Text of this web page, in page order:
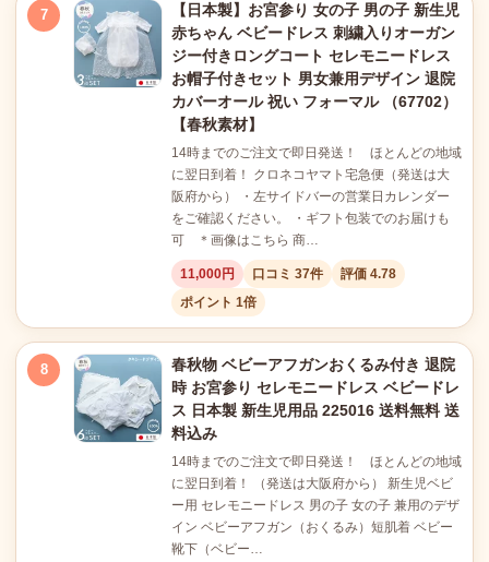
7
【日本製】お宮参り 女の子 男の子 新生児
赤ちゃん ベビードレス 刺繍入りオーガン
ジー付きロングコート セレモニードレス
お帽子付きセット 男女兼用デザイン 退院
カバーオール 祝い フォーマル （67702）
【春秋素材】
14時までのご注文で即日発送！ ほとんどの地域
に翌日到着！ クロネコヤマト宅急便（発送は大
阪府から） ・左サイドバーの営業日カレンダー
をご確認ください。 ・ギフト包装でのお届けも
可 ＊画像はこちら 商…
11,000円 口コミ 37件
評価 4.78
ポイント 1倍
8
春秋物 ベビーアフガンおくるみ付き 退院
時 お宮参り セレモニードレス ベビードレ
ス 日本製 新生児用品 225016 送料無料 送
料込み
14時までのご注文で即日発送！ ほとんどの地域
に翌日到着！ （発送は大阪府から） 新生児ベビ
ー用 セレモニードレス 男の子 女の子 兼用のデザ
イン ベビーアフガン（おくるみ）短肌着 ベビー
靴下（ベビー…